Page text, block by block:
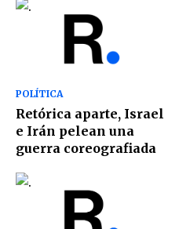
POLÍTICA
Retórica aparte, Israel
e Irán pelean una
guerra coreografiada